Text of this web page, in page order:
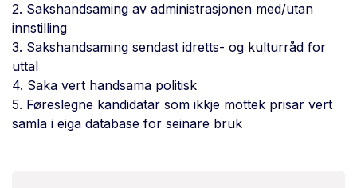
2. Sakshandsaming av administrasjonen med/utan
innstilling
3. Sakshandsaming sendast idretts- og kulturråd for
uttal
4. Saka vert handsama politisk
5. Føreslegne kandidatar som ikkje mottek prisar vert
samla i eiga database for seinare bruk